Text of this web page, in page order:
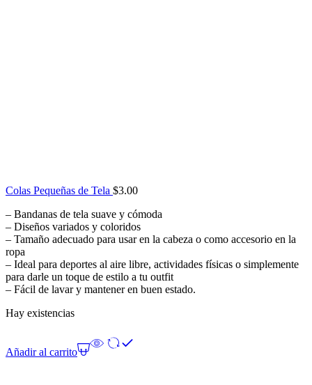
Colas Pequeñas de Tela $3.00
– Bandanas de tela suave y cómoda
– Diseños variados y coloridos
– Tamaño adecuado para usar en la cabeza o como accesorio en la
ropa
– Ideal para deportes al aire libre, actividades físicas o simplemente
para darle un toque de estilo a tu outfit
– Fácil de lavar y mantener en buen estado.
Hay existencias
Añadir al carrito